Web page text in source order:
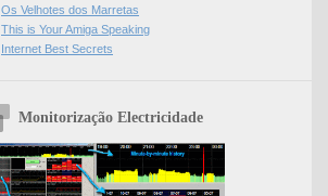
Os Velhotes dos Marretas
This is Your Amiga Speaking
Internet Best Secrets
Monitorização Electricidade